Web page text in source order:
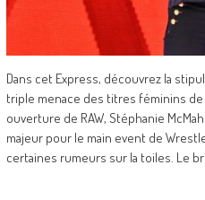
Dans cet Express, découvrez la
triple menace des titres féminins de
ouverture de RAW, Stéphanie
majeur pour le main event de
certaines rumeurs sur la toiles. Le